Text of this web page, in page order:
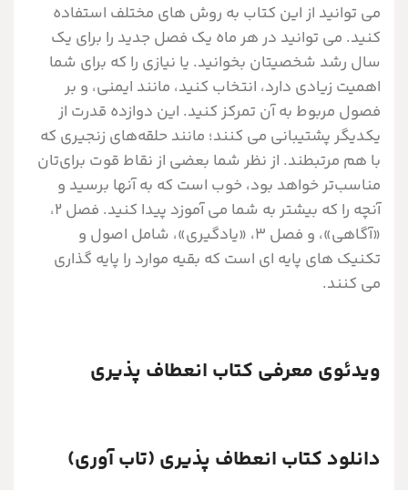
می ­توانید از این کتاب به روش­ های مختلف استفاده
کنید. می ­توانید در هر ماه یک فصل جدید را برای یک
سال رشد شخصیتان بخوانید. یا نیازی را که برای شما
اهمیت زیادی دارد، انتخاب کنید، مانند ایمنی، و بر
فصول مربوط به آن تمرکز کنید. این دوازده قدرت از
یکدیگر پشتیبانی می­ کنند؛ مانند حلقه‌های زنجیری که
با هم مرتبطند. از نظر شما بعضی از نقاط قوت برای‌تان
مناسب‌تر خواهد بود، خوب است که به آن­ها برسید و
آنچه را که بیشتر به شما می­ آموزد پیدا کنید. فصل 2،
«آگاهی»، و فصل 3، «یادگیری»، شامل اصول و
تکنیک­ های پایه ­ای است که بقیه موارد را پایه­ گذاری
می­ کنند.
ویدئوی معرفی کتاب انعطاف پذیری
دانلود کتاب انعطاف پذیری (تاب آوری)